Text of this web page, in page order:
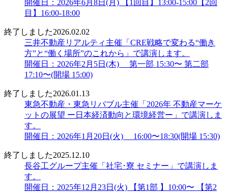
開催日：2026年6月8日(月) 【1回目】13:00-15:00【2回
目】16:00-18:00
終了しました2026.02.02
三井不動産リアルティ主催「CRE戦略で変わる“働き
方”と“働く場所”のこれから」で講演します。
開催日：2026年2月5日(木) 第一部 15:30〜 第二部
17:10〜(開場 15:00)
終了しました2026.01.13
東急不動産・東急リバブル主催「2026年 不動産マーケ
ットの展望 ー日本経済動向と環境経営ー」で講演しま
す。
開催日：2026年1月20日(火) 16:00〜18:30(開場 15:30)
終了しました2025.12.10
長谷工グループ主催「社宅･寮 セミナー」で講演しま
す。
開催日：2025年12月23日(火) 【第1部 】10:00〜 【第2